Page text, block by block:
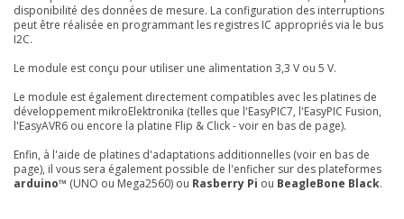
disponibilité des données de mesure. La configuration des interruptions
peut être réalisée en programmant les registres IC appropriés via le bus
I2C.
Le module est conçu pour utiliser une alimentation 3,3 V ou 5 V.
Le module est également directement compatibles avec les platines de
développement mikroElektronika (telles que l'EasyPIC7, l'EasyPIC Fusion,
l'EasyAVR6 ou encore la platine Flip & Click - voir en bas de page).
Enfin, à l'aide de platines d'adaptations additionnelles (voir en bas de
page), il vous sera également possible de l'enficher sur des plateformes
arduino™ (UNO ou Mega2560) ou Rasberry Pi ou BeagleBone Black.